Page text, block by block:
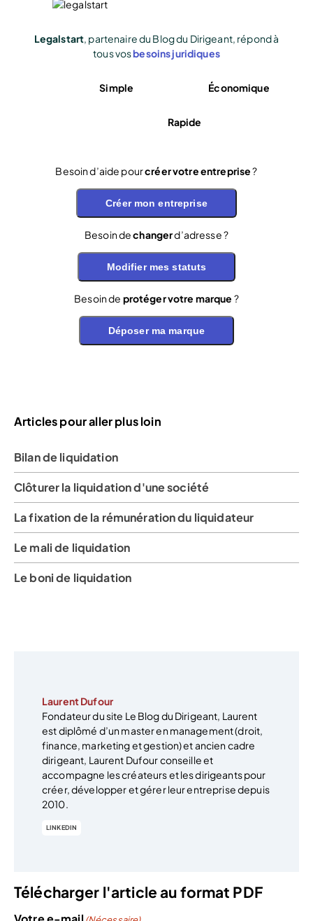
Legalstart , partenaire du Blog du Dirigeant, répond à
tous vosbesoins juridiques
Simple Économique
Rapide
Besoin d’aide pourcréer votre entreprise?
Créer mon entreprise
Besoin dechangerd’adresse ?
Modifier mes statuts
Besoin de protéger votre marque ?
Déposer ma marque
Articles pour aller plus loin
Bilan de liquidation
Clôturer la liquidation d'une société
La fixation de la rémunération du liquidateur
Le mali de liquidation
Le boni de liquidation
Laurent Dufour
Fondateur du site Le Blog du Dirigeant, Laurent
est diplômé d’un master en management (droit,
finance, marketing et gestion) et ancien cadre
dirigeant, Laurent Dufour conseille et
accompagne les créateurs et les dirigeants pour
créer, développer et gérer leur entreprise depuis
2010.
LINKEDIN
Télécharger l'article au format PDF